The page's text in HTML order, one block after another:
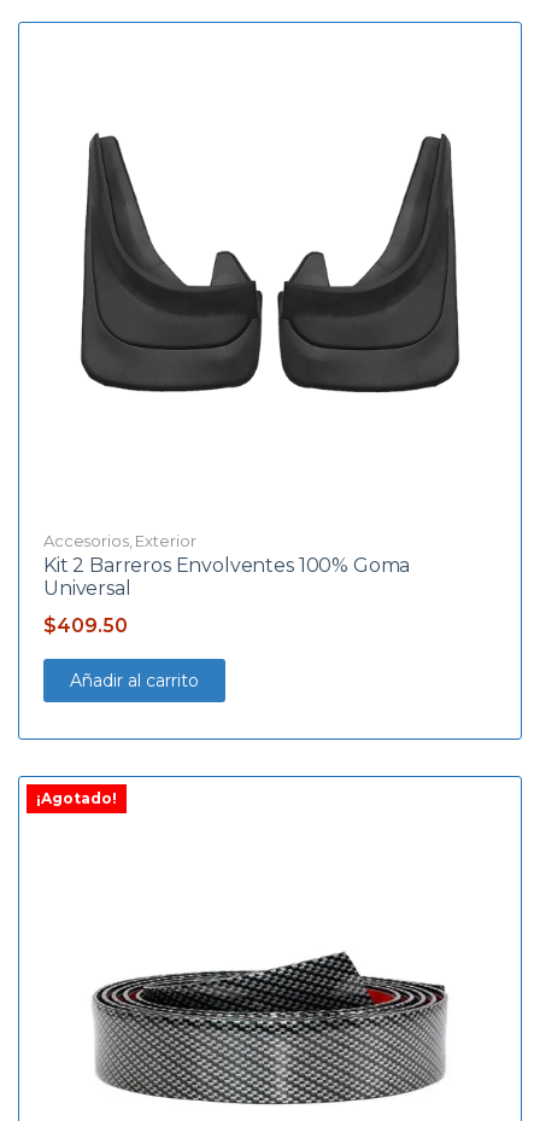
Accesorios, Exterior
Kit 2 Barreros Envolventes 100% Goma
Universal
$409.50
Añadir al carrito
¡Agotado!